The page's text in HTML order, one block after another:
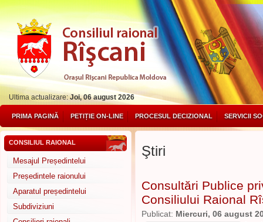
Ultima actualizare:Joi, 06 august 2026
PRIMA PAGINĂ PETIȚIE ON-LINE PROCESUL DECIZIONAL SERVICII
CONSILIUL RAIONAL
Mesajul Președintelui
Președintele raionului
Aparatul președintelui
Subdiviziuni
Ştiri
Consultări Publice
Consiliului Raional
Publicat: Miercuri, 06 august